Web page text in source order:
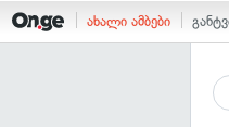
ახალი ამბები